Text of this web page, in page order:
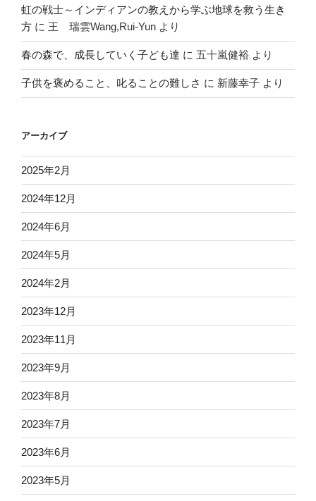
虹の戦士～インディアンの教えから学ぶ地球を救う生き
方 に 王 瑞雲Wang,Rui-Yun より
春の森で、成長していく子ども達 に 五十嵐健裕 より
子供を褒めること、叱ることの難しさ に 新藤幸子 より
アーカイブ
2025年2月
2024年12月
2024年6月
2024年5月
2024年2月
2023年12月
2023年11月
2023年9月
2023年8月
2023年7月
2023年6月
2023年5月